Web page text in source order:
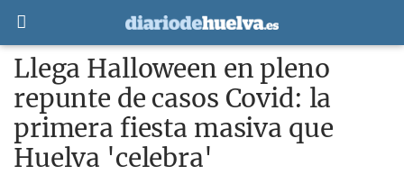
Llega Halloween en pleno
repunte de casos Covid: la
primera fiesta masiva que
Huelva 'celebra'